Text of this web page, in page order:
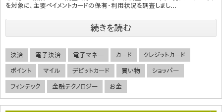
を対象に、主要ペイメントカードの保有・利用状況を調査しまし...
続きを読む
決済 電子決済 電子マネー カード クレジットカード
ポイント マイル デビットカード 買い物 ショッパー
フィンテック 金融テクノロジー お金